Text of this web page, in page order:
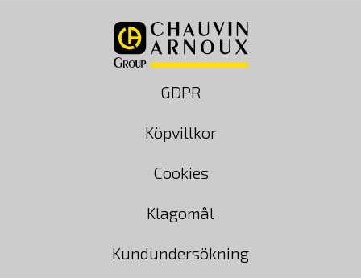
GDPR
Köpvillkor
Cookies
Klagomål
Kundundersökning